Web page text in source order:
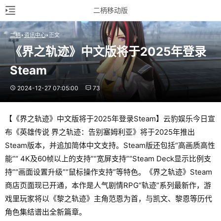
二柄移动版
二柄 资讯中心 正文
《界之轨迹》中文版将于2025年登录
Steam
2024-12-27 07:05:00 73
【《界之轨迹》中文版将于2025年登录Steam】云豹娱乐今日宣
布《英雄传说 界之轨迹：告别塞姆利亚》将于2025年推出
Steam版本，并追加简体中文支持。Steam版还包括“高画质高性
能”“ 4K及60帧以上的支持”“宽屏支持”“Steam Deck显示比例支
持”“画面设置升级”“鼠标操作支持”等特色。《界之轨迹》Steam
商店页面现已开通，本作是人气剧情RPG“轨迹”系列最新作，游
戏里玩家将以《黎之轨迹》主角范恩为首，与凯文、黎恩等历代
角色集结谱出全新篇章。